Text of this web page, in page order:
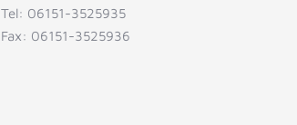
Tel: 06151-3525935
Fax: 06151-3525936